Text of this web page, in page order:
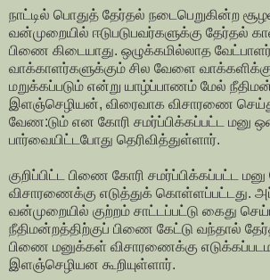
நாட்டில் பொதுத் தேர்தல் நடைபெறுகின்ற
வன்முறையில் ஈடுபடுபவர்களுக்கு தேர்தல்
பிணை கிடையாது. ஒழுக்கமில்லாத
வாக்காளர்களுக்கும் சில வேளை
மறுக்கப்படும் என்று யாழ்ப்பாணம் மேல்
இளஞ்செழியன், விரைவாக விசாரணை
வேண:டும் என கோரி சமர்ப்பிக்கப்பட்ட மனு
பார்வையிட்டபோது தெரிவித்துள்ளார்.
குறிப்பிட்ட பிணை கோரி சமர்ப்பிக்கப்பட்ட
விசாரணைக்கு எடுத்துக் கொள்ளப்பட்டது.
வன்முறையில் குற்றம் சாட்டப்பட்டு கைது
நீதிமன்றத்திற்குப் பிணை கேட்டு வந்தால்
பிணை மனுக்கள் விசாரணைக்கு
இளஞ்செழியன கூறியுள்ளார்.